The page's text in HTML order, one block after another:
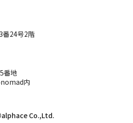
番24号2階
番地
内
Co.,Ltd.